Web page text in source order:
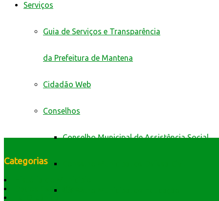
Serviços
Guia de Serviços e Transparência
da Prefeitura de Mantena
Cidadão Web
Conselhos
Conselho Municipal de Assistência Social
Categorias
Dados Geográficos